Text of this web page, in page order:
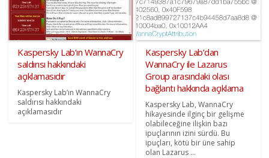
Kaspersky Lab’ın WannaCry
saldırısı hakkındaki
açıklamasıdır
Kaspersky Lab’ın WannaCry
saldırısı hakkındaki
açıklamasıdır
Kaspersky Lab’dan
WannaCry ile Lazarus
Group arasındaki olası
bağlantı hakkında açıklama
Kaspersky Lab, WannaCry
hikayesinde ilginç bir gelişme
olabileceğine ilişkin bazı
ipuçlarının izini sürdü. Bu
ipuçları, kötü bir üne sahip
olan Lazarus ...